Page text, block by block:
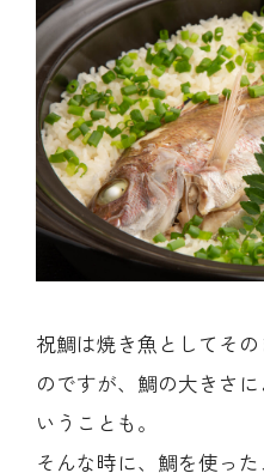
祝鯛は焼き魚としてそ
のですが、鯛の大きさ
いうことも。
そんな時に、鯛を使っ